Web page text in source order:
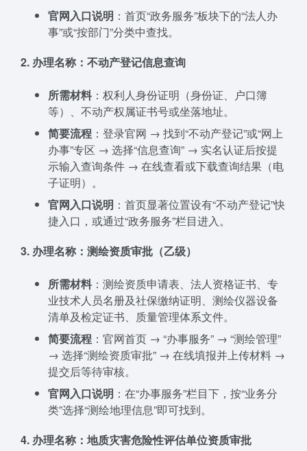
官网入口说明 ：首页“政务服务”板块下的“法人办
事”或“按部门”分类中查找。
2. 办理名称：不动产登记信息查询
所需材料：权利人身份证明（身份证、户口簿
等）、不动产权属证书号或坐落地址。
简要流程 ：登录官网 → 找到“不动产登记”或“网上
办事”专区 → 选择“信息查询” → 实名认证后按提
示输入查询条件 → 在线查看或下载查询结果（电
子证明）。
官网入口说明 ：首页显著位置设有“不动产登记”快
捷入口，或通过“政务服务”栏目进入。
3. 办理名称：测绘资质审批（乙级）
所需材料：测绘资质申请表、法人资格证书、专
业技术人员名册及社保缴纳证明、测绘仪器设备
清单及检定证书、质量管理体系文件。
简要流程 ：官网首页 → “办事服务” → “测绘管理”
→ 选择“测绘资质审批” → 在线填报并上传材料 →
提交后等待审核。
官网入口说明 ：在“办事服务”栏目下，按“业务分
类”选择“测绘地理信息”即可找到。
4. 办理名称：地质灾害危险性评估单位资质审批